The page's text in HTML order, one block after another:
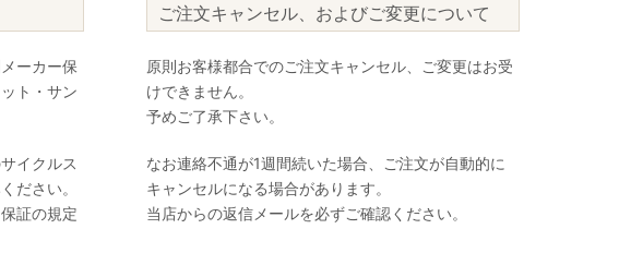
ーカー保
ト・サン
イクルス
ださい。
証の規定
ご注文キャンセル、およびご変更について
原則お客様都合でのご注文キャンセル、ご変更はお受
けできません。
予めご了承下さい。
なお連絡不通が1週間続いた場合、ご注文が自動的に
キャンセルになる場合があります。
当店からの返信メールを必ずご確認ください。